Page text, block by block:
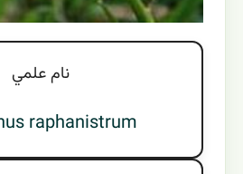
نام علمي
raphanistrum